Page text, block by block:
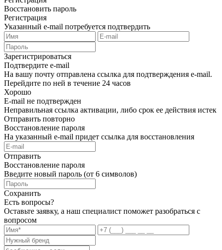
Восстановить пароль
Регистрация
Указанный e-mail потребуется подтвердить
Зарегистрироваться
Подтвердите e-mail
На вашу почту отправлена ссылка для подтверждения e-mail.
Перейдите по ней в течение 24 часов
Хорошо
E-mail не подтвержден
Неправильная ссылка активации, либо срок ее действия истек
Отправить повторно
Восстановление пароля
На указанный e-mail придет ссылка для восстановления
Отправить
Восстановление пароля
Введите новый пароль (от 6 символов)
Сохранить
Есть вопросы?
Оставьте заявку, а наш специалист поможет разобраться с
вопросом